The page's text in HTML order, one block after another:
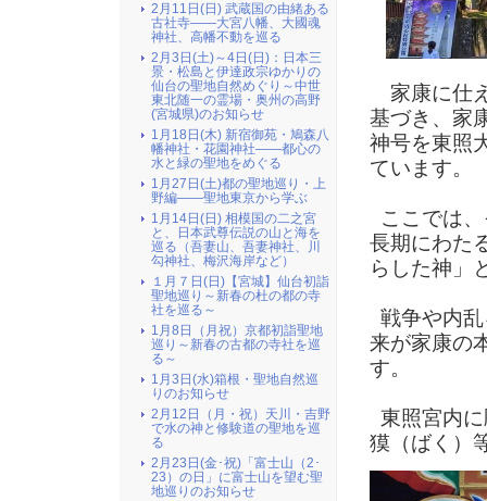
家康に仕
基づき、家
神号を東照
ています。
ここでは
長期にわた
らした神」
戦争や内
来が家康の
す。
東照宮内
獏（ばく）
2月11日(日) 武蔵国の由緒ある
古社寺――大宮八幡、大國魂
神社、高幡不動を巡る
2月3日(土)～4日(日)：日本三
景・松島と伊達政宗ゆかりの
仙台の聖地自然めぐり～中世
東北随一の霊場・奥州の高野
(宮城県)のお知らせ
1月18日(木) 新宿御苑・鳩森八
幡神社・花園神社――都心の
水と緑の聖地をめぐる
1月27日(土)都の聖地巡り・上
野編――聖地東京から学ぶ
1月14日(日) 相模国の二之宮
と、日本武尊伝説の山と海を
巡る（吾妻山、吾妻神社、川
勾神社、梅沢海岸など）
１月７日(日)【宮城】仙台初詣
聖地巡り～新春の杜の都の寺
社を巡る～
1月8日（月祝）京都初詣聖地
巡り～新春の古都の寺社を巡
る～
1月3日(水)箱根・聖地自然巡
りのお知らせ
2月12日（月・祝）天川・吉野
で水の神と修験道の聖地を巡
る
2月23日(金･祝)「富士山（2･
23）の日」に富士山を望む聖
地巡りのお知らせ